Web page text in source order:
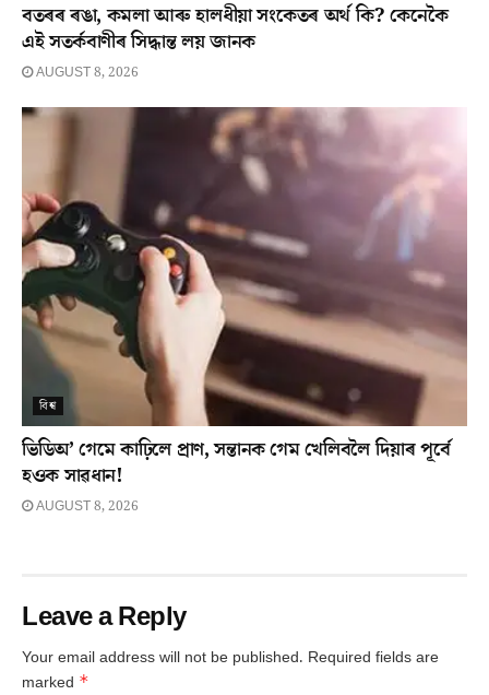
বতৰৰ ৰঙা, কমলা আৰু হালধীয়া সংকেতৰ অৰ্থ কি? কেনেকৈ
এই সতৰ্কবাণীৰ সিদ্ধান্ত লয় জানক
AUGUST 8, 2026
বিশ্ব
ভিডিঅ’ গেমে কাঢ়িলে প্ৰাণ, সন্তানক গেম খেলিবলৈ দিয়াৰ পূৰ্বে
হওক সাৱধান!
AUGUST 8, 2026
Leave a Reply
Your email address will not be published. Required fields are
marked *